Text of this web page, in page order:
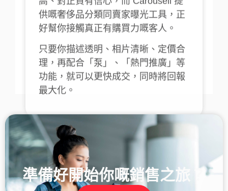
只要你描述透明、相片清晰、定價合
理，再配合「泵」、「熱門推廣」等
功能，就可以更快成交，同時將回報
最大化。
準備好開始你嘅銷售之旅？